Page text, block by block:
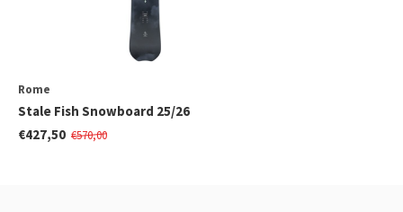
Rome
Stale Fish Snowboard 25/26
€427,50 €570,00